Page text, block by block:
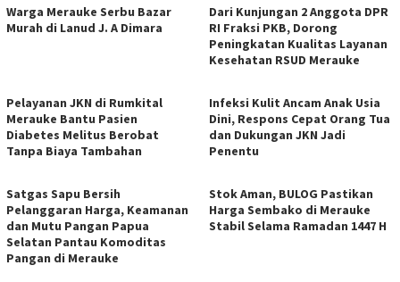
Warga Merauke Serbu Bazar
Murah di Lanud J. A Dimara
Dari Kunjungan 2 Anggota DPR
RI Fraksi PKB, Dorong
Peningkatan Kualitas Layanan
Kesehatan RSUD Merauke
Pelayanan JKN di Rumkital
Merauke Bantu Pasien
Diabetes Melitus Berobat
Tanpa Biaya Tambahan
Infeksi Kulit Ancam Anak Usia
Dini, Respons Cepat Orang Tua
dan Dukungan JKN Jadi
Penentu
Satgas Sapu Bersih
Pelanggaran Harga, Keamanan
dan Mutu Pangan Papua
Selatan Pantau Komoditas
Pangan di Merauke
Stok Aman, BULOG Pastikan
Harga Sembako di Merauke
Stabil Selama Ramadan 1447 H